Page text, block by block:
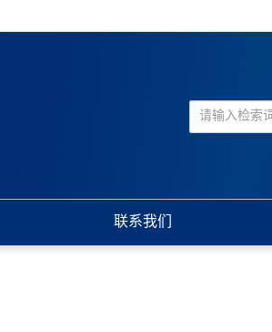
联系我们